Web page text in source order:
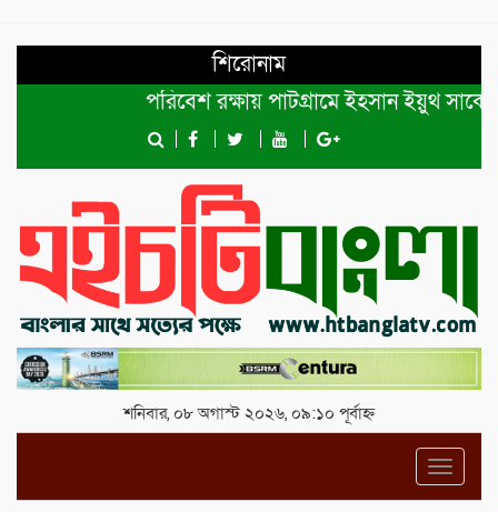
শিরোনাম
পরিবেশ রক্ষায় পাটগ্রামে ইহসান ইয়ুথ
শনিবার, ০৮ অগাস্ট ২০২৬, ০৯:১০ পূর্বাহ্ন